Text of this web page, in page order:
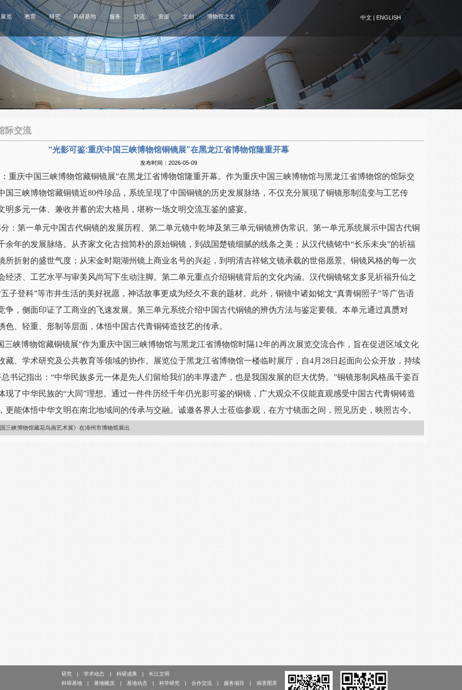
展览 教育 研究 科研基地 服务 交流 资源 文创 博物馆之友 中文| ENGLISH
际交流
“光影可鉴:重庆中国三峡博物馆铜镜展”在黑龙江省博物馆隆重开幕
发布时间：2026-05-09
重庆中国三峡博物馆藏铜镜展”在黑龙江省博物馆隆重开幕。作为重庆中国三峡博物馆与黑龙江省博物馆的馆际交
国三峡博物馆藏铜镜近80件珍品，系统呈现了中国铜镜的历史发展脉络，不仅充分展现了铜镜形制流变与工艺传
明多元一体、兼收并蓄的宏大格局，堪称一场文明交流互鉴的盛宴。
：第一单元中国古代铜镜的发展历程、第二单元镜中乾坤及第三单元铜镜辨伪常识。第一单元系统展示中国古代铜
余年的发展脉络。从齐家文化古拙简朴的原始铜镜，到战国楚镜细腻的线条之美；从汉代镜铭中“长乐未央”的祈福
所折射的盛世气度；从宋金时期湖州镜上商业名号的兴起，到明清吉祥铭文镜承载的世俗愿景。铜镜风格的每一次
经济、工艺水平与审美风尚写下生动注脚。第二单元重点介绍铜镜背后的文化内涵。汉代铜镜铭文多见祈福升仙之
子登科”等市井生活的美好祝愿，神话故事更成为经久不衰的题材。此外，铜镜中诸如铭文“真青铜照子”等广告语
争，侧面印证了工商业的飞速发展。第三单元系统介绍中国古代铜镜的辨伪方法与鉴定要领。本单元通过真赝对
色、轻重、形制等层面，体悟中国古代青铜铸造技艺的传承。
三峡博物馆藏铜镜展”作为重庆中国三峡博物馆与黑龙江省博物馆时隔12年的再次展览交流合作，旨在促进区域文化
藏、学术研究及公共教育等领域的协作。展览位于黑龙江省博物馆一楼临时展厅，自4月28日起面向公众开放，持续
书记指出：“中华民族多元一体是先人们留给我们的丰厚遗产，也是我国发展的巨大优势。”铜镜形制风格虽千姿百
现了中华民族的“大同”理想。通过一件件历经千年仍光影可鉴的铜镜，广大观众不仅能直观感受中国古代青铜铸造
更能体悟中华文明在南北地域间的传承与交融。诚邀各界人士莅临参观，在方寸镜面之间，照见历史，映照古今。
峡博物馆藏花鸟画艺术展》在漳州市博物馆展出
研究 学术动态 科研成果
长江文明
科研基地
基地概况 基地动态 科学研究 合作交流 服务项目
病害图库